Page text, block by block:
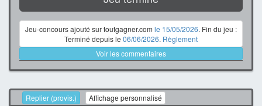
Jeu-concours ajouté sur toutgagner.com le 15/05/2026. Fin du jeu :
Terminé depuis le 06/06/2026. Règlement
Voir les commentaires
Replier (provis.) Affichage personnalisé